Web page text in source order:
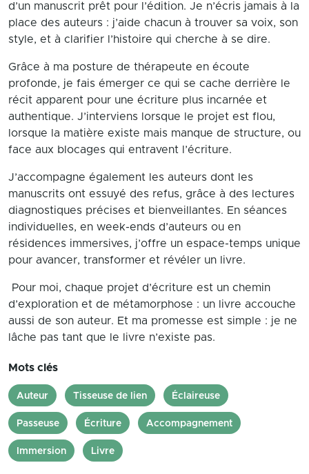
d’un manuscrit prêt pour l’édition. Je n’écris jamais à la
place des auteurs : j’aide chacun à trouver sa voix, son
style, et à clarifier l’histoire qui cherche à se dire.
Grâce à ma posture de thérapeute en écoute
profonde, je fais émerger ce qui se cache derrière le
récit apparent pour une écriture plus incarnée et
authentique. J’interviens lorsque le projet est flou,
lorsque la matière existe mais manque de structure, ou
face aux blocages qui entravent l’écriture.
J’accompagne également les auteurs dont les
manuscrits ont essuyé des refus, grâce à des lectures
diagnostiques précises et bienveillantes. En séances
individuelles, en week-ends d’auteurs ou en
résidences immersives, j’offre un espace-temps unique
pour avancer, transformer et révéler un livre.
Pour moi, chaque projet d’écriture est un chemin
d’exploration et de métamorphose : un livre accouche
aussi de son auteur. Et ma promesse est simple : je ne
lâche pas tant que le livre n’existe pas.
Mots clés
Auteur Tisseuse de lien Éclaireuse
Passeuse Écriture Accompagnement
Immersion Livre